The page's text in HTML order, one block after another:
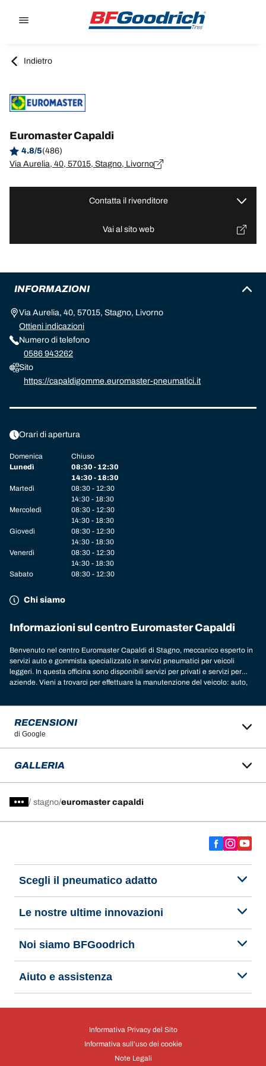
Indietro
Euromaster Capaldi
4.8/5(486)
Via Aurelia, 40, 57015, Stagno, Livorno
Contatta il rivenditore
Vai al sito web
INFORMAZIONI
Via Aurelia, 40, 57015, Stagno, Livorno
Ottieni indicazioni
Numero di telefono
0586 943262
Sito
https://capaldigomme.euromaster-pneumatici.it
Orari di apertura
Domenica
Chiuso
Lunedì
08:30 - 12:30
14:30 - 18:30
Martedì
08:30 - 12:30
14:30 - 18:30
Mercoledì
08:30 - 12:30
14:30 - 18:30
Giovedì
08:30 - 12:30
14:30 - 18:30
Venerdì
08:30 - 12:30
14:30 - 18:30
Sabato
08:30 - 12:30
Chi siamo
Informazioni sul centro Euromaster Capaldi
Benvenuto nel centro Euromaster Capaldi di Stagno, meccanico esperto in
servizi auto e gommista specializzato in servizi pneumatici per veicoli
leggeri. In questa officina sono disponibili servizi per privati e servizi per
aziende. Vieni a trovarci per effettuare la manutenzione del veicolo: auto,
mezzi industriali. Nella nostra officina a Stagno, puoi trovare le marche di
per scoprire il modello e le dimensioni delle gomme più adatte alle tue
esigenze. Nell’officina sono disponibili le migliori marche per il tuo veicolo:
gomme Michelin,BFGoodrich,Tigar,Nexen,Hankook,Goodyear,Laufenn,
altre. Ti aspettiamo nell’officina Euromaster Capaldi di Stagno in provincia
servizio che cerchi.
RECENSIONI
di Google
GALLERIA
/ stagno euromaster capaldi
Scegli il pneumatico adatto
Le nostre ultime innovazioni
Noi siamo BFGoodrich
Aiuto e assistenza
Informativa Privacy del Sito
Informativa sull’uso dei cookie
Note Legali